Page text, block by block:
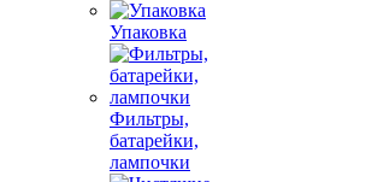
Упаковка
Фильтры,
батарейки,
лампочки